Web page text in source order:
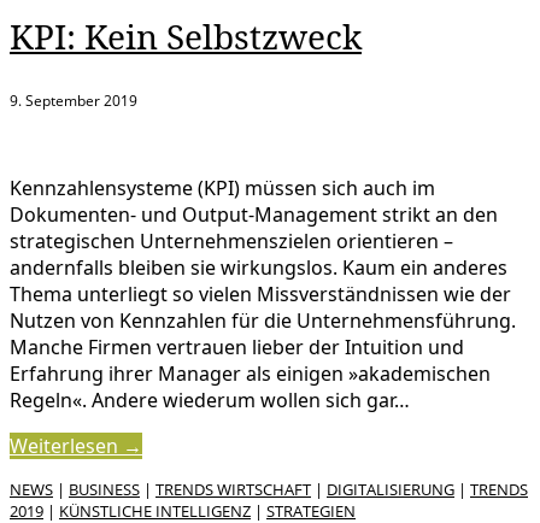
KPI: Kein Selbstzweck
9. September 2019
Kennzahlensysteme (KPI) müssen sich auch im
Dokumenten- und Output-Management strikt an den
strategischen Unternehmenszielen orientieren –
andernfalls bleiben sie wirkungslos. Kaum ein anderes
Thema unterliegt so vielen Missverständnissen wie der
Nutzen von Kennzahlen für die Unternehmensführung.
Manche Firmen vertrauen lieber der Intuition und
Erfahrung ihrer Manager als einigen »akademischen
Regeln«. Andere wiederum wollen sich gar…
Weiterlesen →
NEWS | BUSINESS | TRENDS WIRTSCHAFT | DIGITALISIERUNG | TRENDS
2019 | KÜNSTLICHE INTELLIGENZ | STRATEGIEN